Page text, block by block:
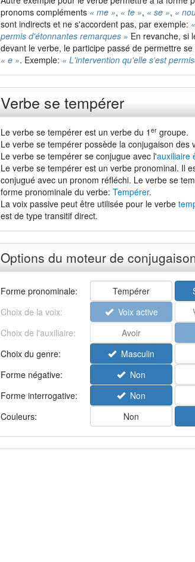
pronoms compléments « me », « te », « se », «
sont indirects et ne s'accordent pas, par exemple:
permis d'étonnantes remarques » En revanche, si
devant le verbe, le participe passé de permettre
« e ». Exemple: « L'intervention qu'elle s'est
Verbe se tempérer
Le verbe se tempérer est un verbe du 1 ergroupe.
Le verbe se tempérer possède la conjugaison des
Le verbe se tempérer se conjugue avec l'auxiliaire
Le verbe se tempérer est un verbe pronominal. Il
conjugué avec un pronom réfléchi. Le verbe se
forme pronominale du verbe: Tempérer.
La voix passive peut être utilisée pour le verbe
est de type transitif direct.
Options du moteur de
Forme pronominale: Tempérer
Choix de la voix:
Voix active
Choix de l'auxiliaire:
Avoir
Choix du genre:
Masculin
Forme négative:
Non
Forme interrogative:
Non
Couleurs:
Non